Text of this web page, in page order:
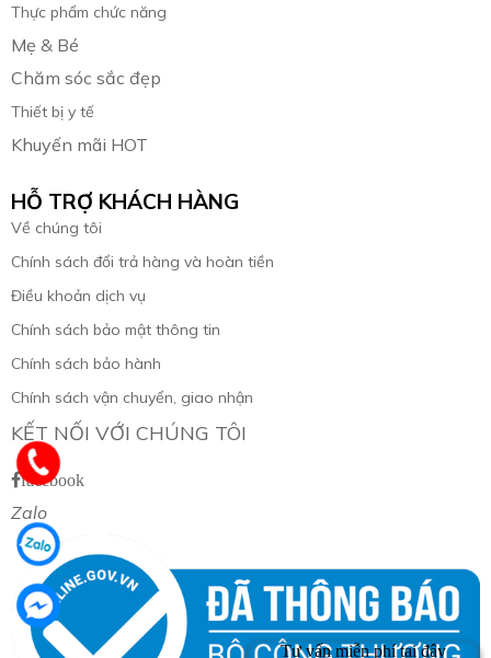
Thực phẩm chức năng
Mẹ & Bé
Chăm sóc sắc đẹp
Thiết bị y tế
Khuyến mãi HOT
HỖ TRỢ KHÁCH HÀNG
Về chúng tôi
Chính sách đổi trả hàng và hoàn tiền
Điều khoản dịch vụ
Chính sách bảo mật thông tin
Chính sách bảo hành
Chính sách vận chuyển, giao nhận
KẾT NỐI VỚI CHÚNG TÔI
facebook
Zalo